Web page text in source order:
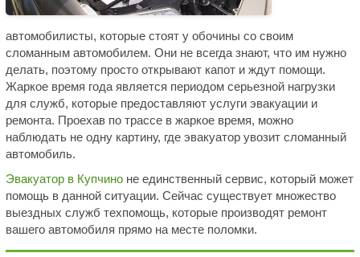
автомобилисты, которые стоят у обочины со своим
сломанным автомобилем. Они не всегда знают, что им нужно
делать, поэтому просто открывают капот и ждут помощи.
Жаркое время года является периодом серьезной нагрузки
для служб, которые предоставляют услуги эвакуации и
ремонта. Проехав по трассе в жаркое время, можно
наблюдать не одну картину, где эвакуатор увозит сломанный
автомобиль.
Эвакуатор в Купчиноне единственный сервис, который может
помощь в данной ситуации. Сейчас существует множество
выездных служб техпомощь, которые производят ремонт
вашего автомобиля прямо на месте поломки.